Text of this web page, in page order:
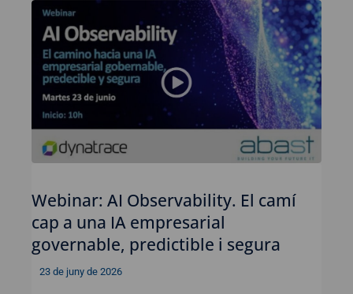
Webinar: AI Observability. El camí
cap a una IA empresarial
governable, predictible i segura
23 de juny de 2026